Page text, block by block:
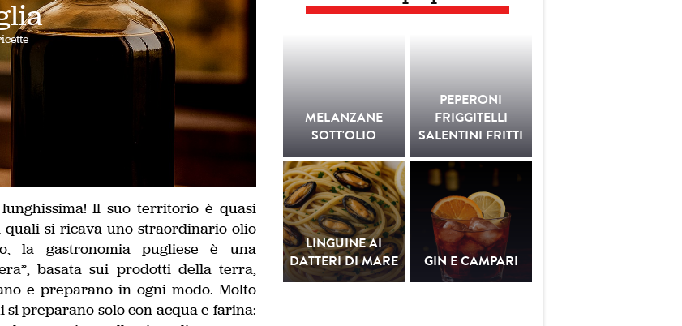
Il suo territorio è quasi
si ricava uno straordinario olio
la gastronomia pugliese è una
basata sui prodotti della terra,
e preparano in ogni modo. Molto
preparano solo con acqua e farina:
MELANZANE
SOTT'OLIO
PEPERONI
FRIGGITELLI
SALENTINI FRITTI
LINGUINE AI
DATTERI DI MARE
GIN E CAMPARI